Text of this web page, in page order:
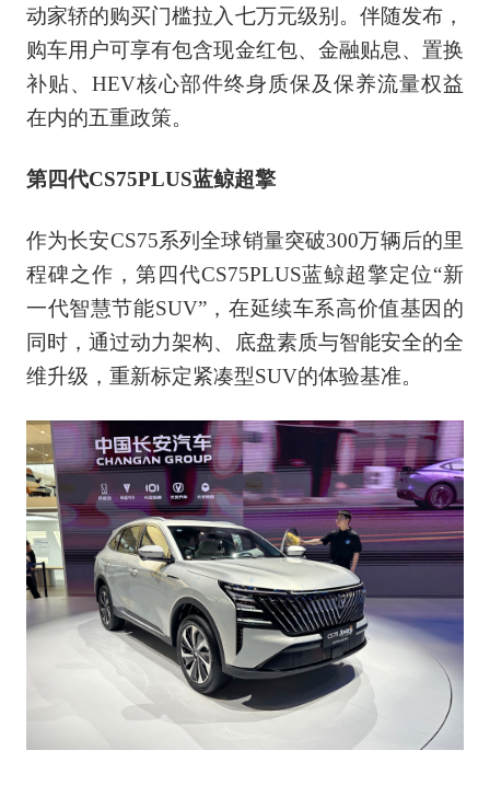
动家轿的购买门槛拉入七万元级别。伴随发布，
购车用户可享有包含现金红包、金融贴息、置换
补贴、HEV核心部件终身质保及保养流量权益
在内的五重政策。
第四代CS75PLUS蓝鲸超擎
作为长安CS75系列全球销量突破300万辆后的里
程碑之作，第四代CS75PLUS蓝鲸超擎定位“新
一代智慧节能SUV”，在延续车系高价值基因的
同时，通过动力架构、底盘素质与智能安全的全
维升级，重新标定紧凑型SUV的体验基准。